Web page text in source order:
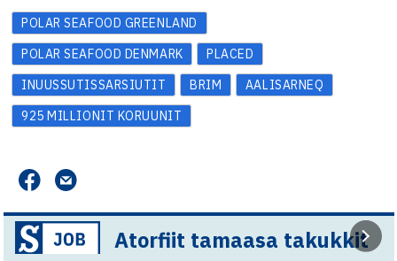
POLAR SEAFOOD GREENLAND
POLAR SEAFOOD DENMARK
PLACED
INUUSSUTISSARSIUTIT
BRIM
AALISARNEQ
925 MILLIONIT KORUUNIT
Atorfiit tamaasa takukkit